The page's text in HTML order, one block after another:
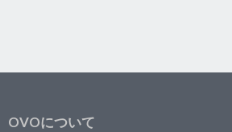
OVOについて